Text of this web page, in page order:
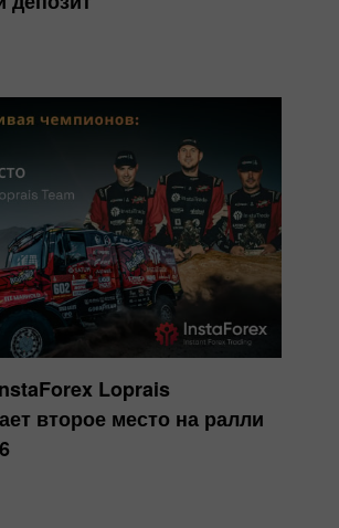
Loprais
второе место на ралли